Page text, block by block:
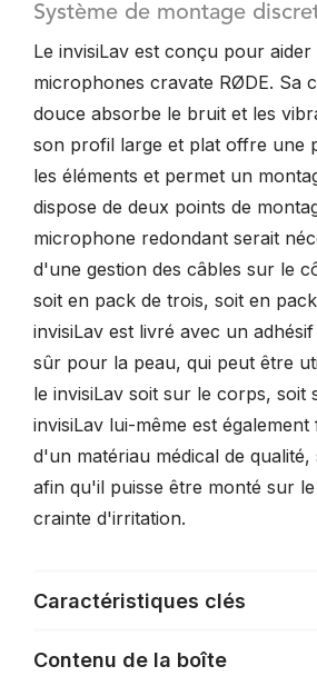
Système de montage
Le invisiLav est conçu pour aider
microphones cravate RØDE. Sa
douce absorbe le bruit et les
son profil large et plat offre une
les éléments et permet un
dispose de deux points de
microphone redondant serait
d'une gestion des câbles sur le
soit en pack de trois, soit en
invisiLav est livré avec un
sûr pour la peau, qui peut être
le invisiLav soit sur le corps, soit
invisiLav lui-même est
d'un matériau médical de
afin qu'il puisse être monté sur
crainte d'irritation.
Caractéristiques clés
Contenu de la boîte